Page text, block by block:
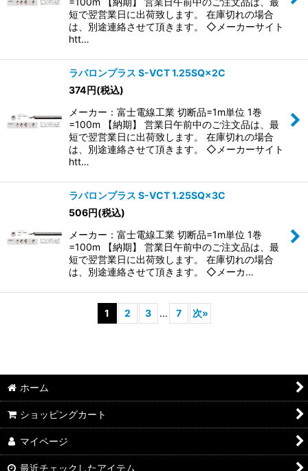
短で翌営業日に出荷致します。 在庫切れの場合
は、別途連絡させて頂きます。 ◇メーカーサイト
htt…
ラバロンプラス S-VCT 1.25SQ×2C
374円(税込)
メーカー：富士電線工業 切断品=1m単位 1巻
=100m 【納期】 営業日午前中のご注文品は、最
短で翌営業日に出荷致します。 在庫切れの場合
は、別途連絡させて頂きます。 ◇メーカーサイト
htt…
ラバロンプラス S-VCT 1.25SQ×3C
506円(税込)
メーカー：富士電線工業 切断品=1m単位 1巻
=100m 【納期】 営業日午前中のご注文品は、最
短で翌営業日に出荷致します。 在庫切れの場合
は、別途連絡させて頂きます。 ◇メーカ…
1 2 3 ... 7 次»
ホーム
ショッピングカート
マイページ
最近チェックしたアイテム